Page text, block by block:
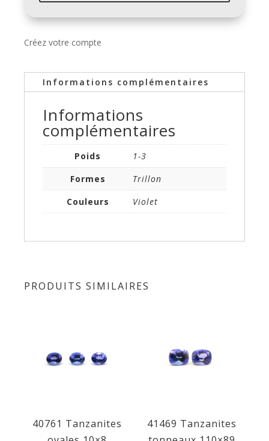
Créez votre compte
Informations complémentaires
Informations
complémentaires
Poids
1-3
Formes
Trillon
Couleurs
Violet
PRODUITS SIMILAIRES
40761 Tanzanites
41469 Tanzanites